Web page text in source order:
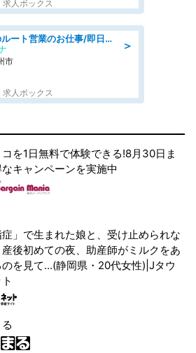
求人ボックス
＞
営業/商社でのルート営業のお仕事/即日勤務可/車通勤可/営業
市
求人ボックス
コを1日無料で体験できる!8月30日ま
キャンペーンを実施中
症」で生まれた娘と、受け止められな
後初めての夜、助産師がミルクをあ
を見て...(静岡県・20代女性)|Jタウ